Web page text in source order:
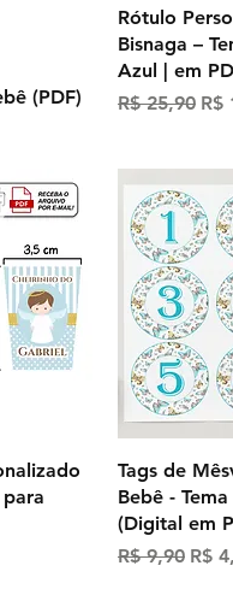
(PDF)
Rótulo
Bisnaga –
Azul | em
Preço
R$ 25,90 R$
Tags de
Bebê -
(Digital em
Preço
R$ 9,90 R$